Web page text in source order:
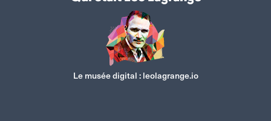
Le musée digital :leolagrange.io